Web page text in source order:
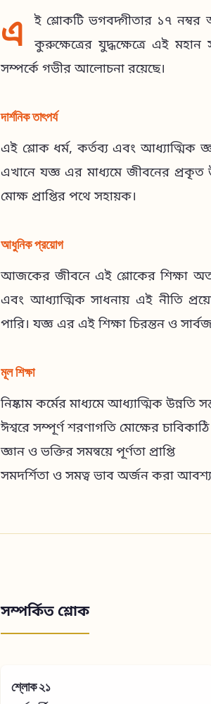
এ
ই শ্লোকটি ভগবদ্গীতার ১৭ নম্বর
কুরুক্ষেত্রের যুদ্ধক্ষেত্রে এই
সম্পর্কে গভীর আলোচনা রয়েছে।
দার্শনিক তাৎপর্য
এই শ্লোক ধর্ম, কর্তব্য এবং আধ্যাত্মিক
এখানে যজ্ঞ এর মাধ্যমে জীবনের প্রকৃত
মোক্ষ প্রাপ্তির পথে সহায়ক।
আধুনিক প্রয়োগ
আজকের জীবনে এই শ্লোকের শিক্ষা
এবং আধ্যাত্মিক সাধনায় এই নীতি
পারি। যজ্ঞ এর এই শিক্ষা চিরন্তন ও
মূল শিক্ষা
নিষ্কাম কর্মের মাধ্যমে আধ্যাত্মিক উন্নতি
ঈশ্বরে সম্পূর্ণ শরণাগতি মোক্ষের চাবিকাঠি
জ্ঞান ও ভক্তির সমন্বয়ে পূর্ণতা প্রাপ্তি
সমদর্শিতা ও সমত্ব ভাব অর্জন করা
সম্পর্কিত শ্লোক
শ্লোক ২১